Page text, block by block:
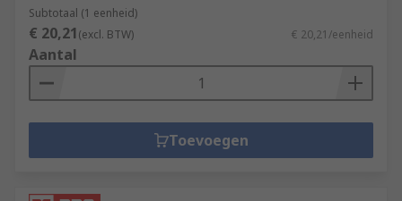
Subtotaal (1 eenheid)
€ 20,21(excl. BTW) € 20,21/eenheid
Aantal
Toevoegen